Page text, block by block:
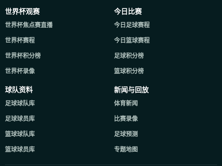
世界杯观赛
世界杯焦点赛直播
世界杯赛程
世界杯积分榜
世界杯录像
今日比赛
今日足球赛程
今日篮球赛程
足球积分榜
篮球积分榜
球队资料
足球球队库
足球球员库
篮球球队库
篮球球员库
新闻与回放
体育新闻
比赛录像
足球预测
专题地图